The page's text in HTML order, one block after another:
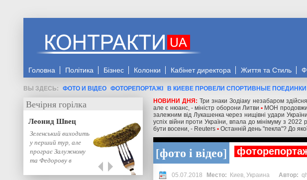
Головна Політика Бізнес Колонки Кабінет директора Життя та Стиль
ФОТО И ВІДЕО ФОТОРЕПОРТАЖІ
В КИЕВЕ ПРОВЕЛИ СПОРТИВНЫЕ ПОЕДИНКИ
НОВИНИ ДНЯ:Три знаки Зодіаку незабаром
але є нюанс, - міністр оборони Литви • МОН
залежним від Лукашенка через нищівні удари
успіх війни проти України, впала до мінімуму з 2022
бути восени, - Reuters • Останній день "пекла"? До
фото і відео
05.07.2018 Киев, Украина
Вечірня горілка
Леонид Швец
Зеленський виходить
у перший тур, але
програє Залужному
та Федорову в